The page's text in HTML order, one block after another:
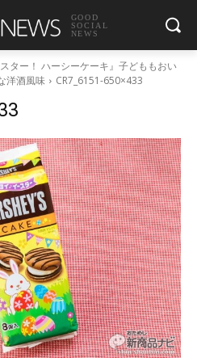
GOOD
SOCIAL
NEWS
ター！ ハーシーケーキ』子どももおい
洋酒風味
CR7_6151-650×433